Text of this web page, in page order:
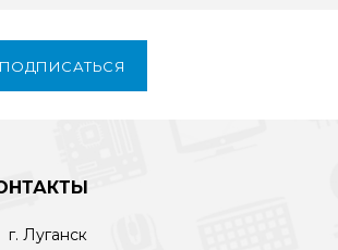
ПОДПИСАТЬСЯ
г. Луганск